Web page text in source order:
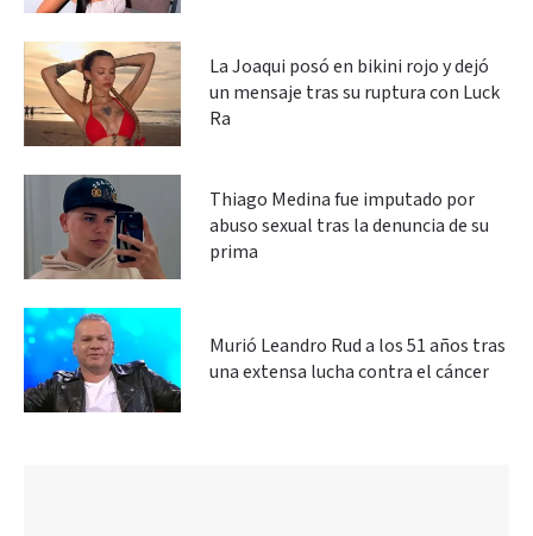
La Joaqui posó en bikini rojo y dejó
un mensaje tras su ruptura con Luck
Ra
Thiago Medina fue imputado por
abuso sexual tras la denuncia de su
prima
Murió Leandro Rud a los 51 años tras
una extensa lucha contra el cáncer